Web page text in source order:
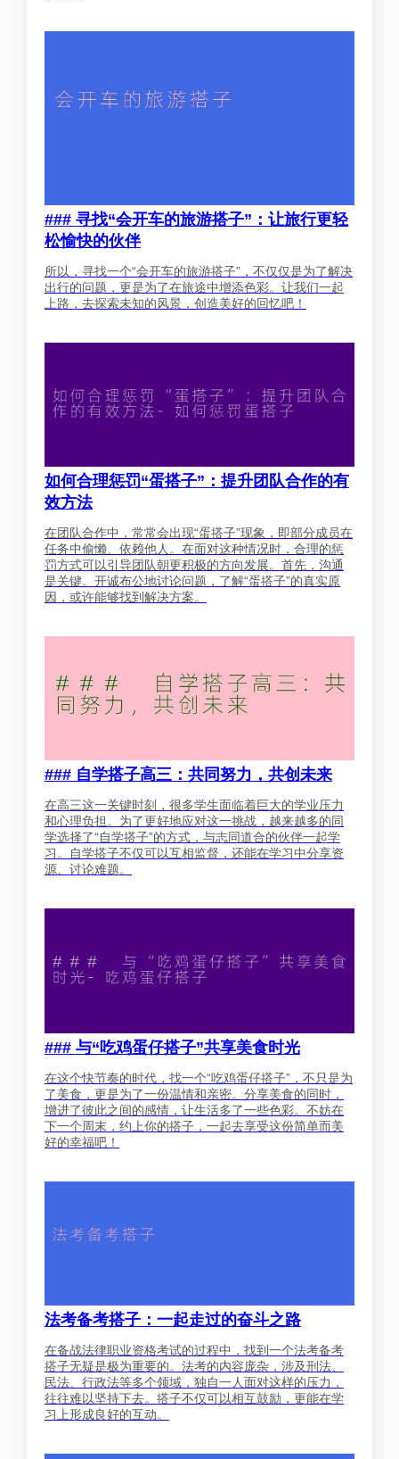
### 寻找“会开车的旅游搭子”：让旅行更轻
松愉快的伙伴
所以，寻找一个“会开车的旅游搭子”，不仅仅是为了解决
出行的问题，更是为了在旅途中增添色彩。让我们一起
上路，去探索未知的风景，创造美好的回忆吧！
如何合理惩罚“蛋搭子”：提升团队合作的有
效方法
在团队合作中，常常会出现“蛋搭子”现象，即部分成员在
任务中偷懒、依赖他人。在面对这种情况时，合理的惩
罚方式可以引导团队朝更积极的方向发展。首先，沟通
是关键。开诚布公地讨论问题，了解“蛋搭子”的真实原
因，或许能够找到解决方案。
### 自学搭子高三：共同努力，共创未来
在高三这一关键时刻，很多学生面临着巨大的学业压力
和心理负担。为了更好地应对这一挑战，越来越多的同
学选择了“自学搭子”的方式，与志同道合的伙伴一起学
习。自学搭子不仅可以互相监督，还能在学习中分享资
源、讨论难题。
### 与“吃鸡蛋仔搭子”共享美食时光
在这个快节奏的时代，找一个“吃鸡蛋仔搭子”，不只是为
了美食，更是为了一份温情和亲密。分享美食的同时，
增进了彼此之间的感情，让生活多了一些色彩。不妨在
下一个周末，约上你的搭子，一起去享受这份简单而美
好的幸福吧！
法考备考搭子：一起走过的奋斗之路
在备战法律职业资格考试的过程中，找到一个法考备考
搭子无疑是极为重要的。法考的内容庞杂，涉及刑法、
民法、行政法等多个领域，独自一人面对这样的压力，
往往难以坚持下去。搭子不仅可以相互鼓励，更能在学
习上形成良好的互动。